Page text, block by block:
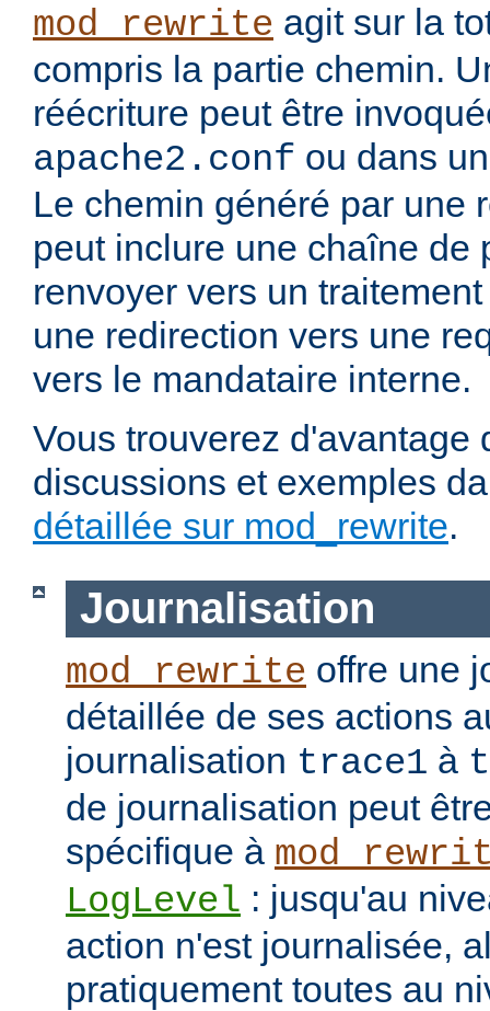
mod_rewrite agit sur la
compris la partie chemin.
réécriture peut être
apache2.conf ou dans
Le chemin généré par une
peut inclure une chaîne de
renvoyer vers un
une redirection vers une
vers le mandataire interne.
Vous trouverez d'avantage
discussions et exemples
détaillée sur mod_rewrite.
Journalisation
mod_rewrite offre une
détaillée de ses actions
journalisation trace1 à
de journalisation peut
spécifique à
LogLevel : jusqu'au
action n'est journalisée,
pratiquement toutes au